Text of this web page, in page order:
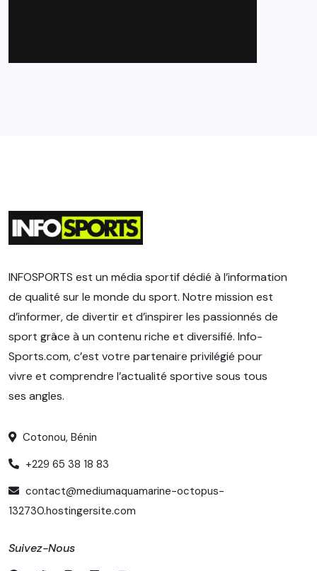
INFOSPORTS est un média sportif dédié à l’information
de qualité sur le monde du sport. Notre mission est
d’informer, de divertir et d’inspirer les passionnés de
sport grâce à un contenu riche et diversifié. Info-
Sports.com, c’est votre partenaire privilégié pour
vivre et comprendre l’actualité sportive sous tous
ses angles.
Cotonou, Bénin
+229 65 38 18 83
contact@mediumaquamarine-octopus-
132730.hostingersite.com
Suivez-Nous